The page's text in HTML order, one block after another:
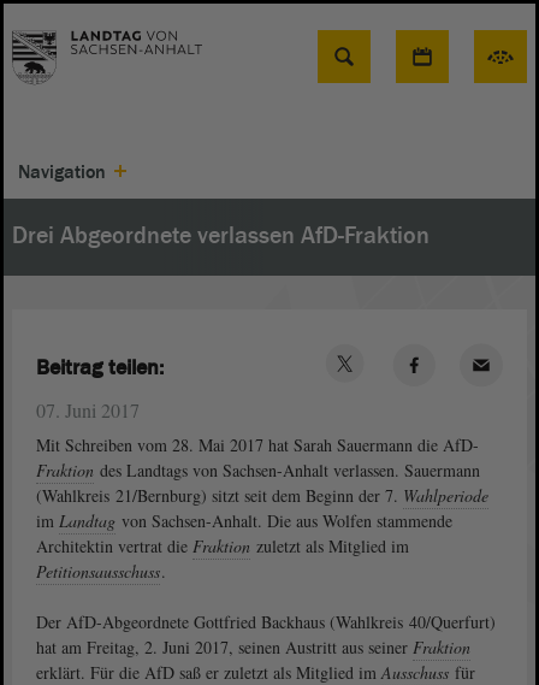
Suche
Navigation
Drei Abgeordnete verlassen AfD-Fraktion
07. Juni 2017
Mit Schreiben vom 28. Mai 2017 hat Sarah Sauermann die AfD-
Fraktion des Landtags von Sachsen-Anhalt verlassen. Sauermann
(Wahlkreis 21/Bernburg) sitzt seit dem Beginn der 7. Wahlperiode
im Landtag von Sachsen-Anhalt. Die aus Wolfen stammende
Architektin vertrat die Fraktion zuletzt als Mitglied im
Petitionsausschuss.
Der AfD-Abgeordnete Gottfried Backhaus (Wahlkreis 40/Querfurt)
hat am Freitag, 2. Juni 2017, seinen Austritt aus seiner Fraktion
erklärt. Für die AfD saß er zuletzt als Mitglied imAusschuss für
Beitrag teilen: